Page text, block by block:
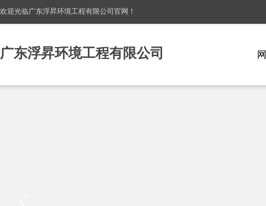
欢迎光临广东浮昇环境工程有限公司 官网！
广东浮昇环境工程有限公司